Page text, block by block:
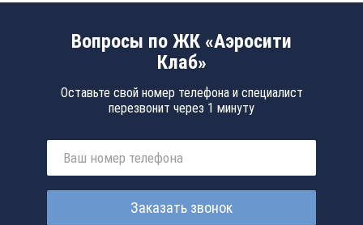
Вопросы по ЖК «Аэросити
Клаб»
Оставьте свой номер телефона и специалист
перезвонит через 1 минуту
Заказать звонок